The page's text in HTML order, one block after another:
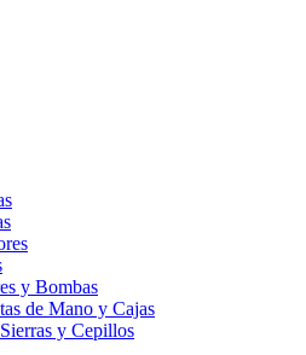
y Bombas
de Mano y Cajas
y Cepillos